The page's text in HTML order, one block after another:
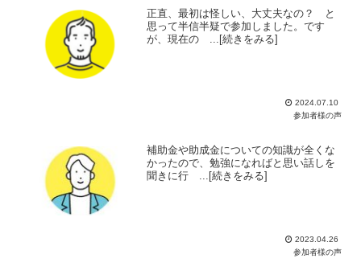
正直、最初は怪しい、大丈夫なの？ と
思って半信半疑で参加しました。です
が、現在の ...[続きをみる]
2024.07.10
参加者様の声
補助金や助成金についての知識が全くな
かったので、勉強になればと思い話しを
聞きに行 ...[続きをみる]
2023.04.26
参加者様の声